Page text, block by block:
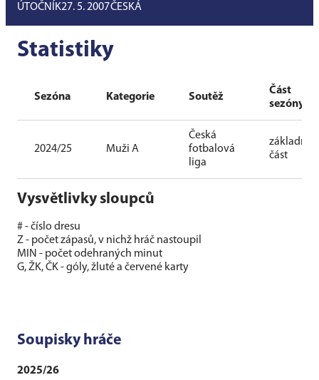
ÚTOČNÍK27. 5. 2007ČESKÁ
Statistiky
Sezóna Kategorie Soutěž
Část
sezóny
2024/25 Muži A
Česká
fotbalová
liga
základní
část
Vysvětlivky sloupců
# - číslo dresu
Z - počet zápasů, v nichž hráč nastoupil
MIN - počet odehraných minut
G, ŽK, ČK - góly, žluté a červené karty
Soupisky hráče
2025/26